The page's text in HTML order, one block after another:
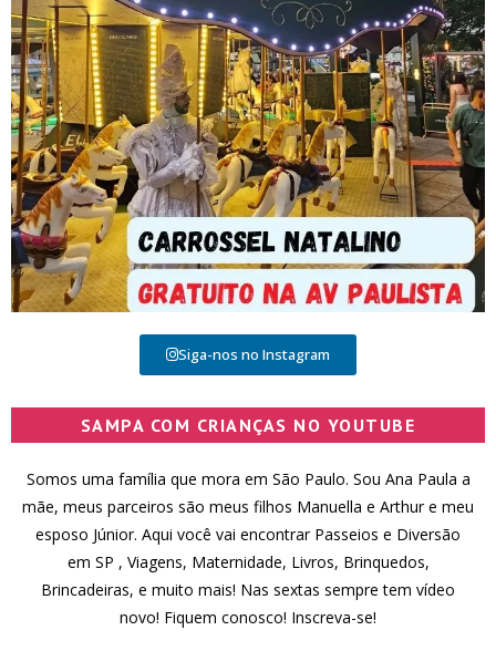
Siga-nos no Instagram
SAMPA COM CRIANÇAS NO YOUTUBE
Somos uma família que mora em São Paulo. Sou Ana Paula a
mãe, meus parceiros são meus filhos Manuella e Arthur e meu
esposo Júnior. Aqui você vai encontrar Passeios e Diversão
em SP , Viagens, Maternidade, Livros, Brinquedos,
Brincadeiras, e muito mais! Nas sextas sempre tem vídeo
novo! Fiquem conosco! Inscreva-se!